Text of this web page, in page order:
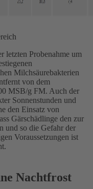
letzten Probenahme um
Milchsäurebakterien
von dem
MSB/g FM. Auch der
Sonnenstunden und
den Einsatz von
Gärschädlinge den zur
und so die Gefahr der
Voraussetzungen ist
Nachtfrost